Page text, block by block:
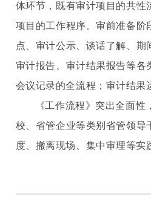
体环节，既有审计项目的共
项目的工作程序。审前准备
点、审计公示、谈话了解、
审计报告、审计结果报告等
会议记录的全流程；审计结果
《工作流程》突出全面
校、省管企业等类别省管领导
度、撤离现场、集中审理等实